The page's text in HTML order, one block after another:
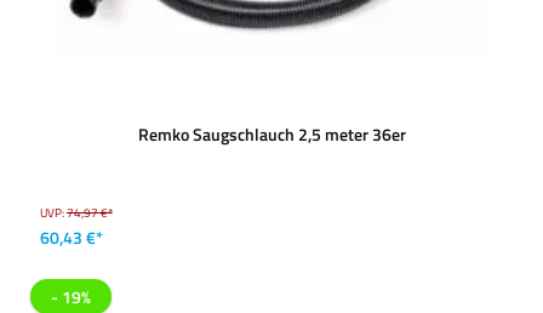
Remko Saugschlauch 2,5 meter 36er
UVP:74,97 €*
60,43 €*
- 19%